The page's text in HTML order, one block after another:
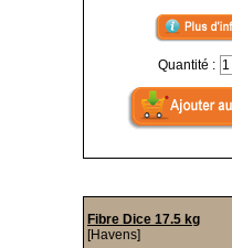
Quantité :
Fibre Dice 17.5 kg
[Havens]